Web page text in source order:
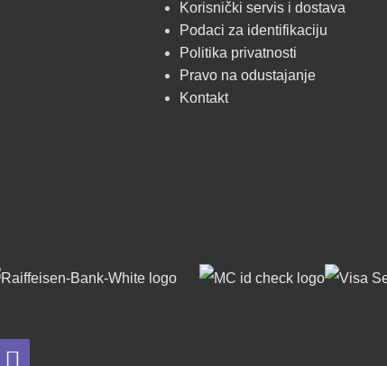
Korisnički servis i dostava
Podaci za identifikaciju
Politika privatnosti
Pravo na odustajanje
Kontakt